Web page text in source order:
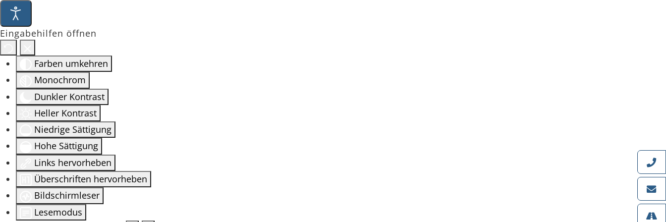
Eingabehilfen öffnen
Farben umkehren
Monochrom
Dunkler Kontrast
Heller Kontrast
Niedrige Sättigung
Hohe Sättigung
Links hervorheben
Überschriften hervorheben
Bildschirmleser
Lesemodus